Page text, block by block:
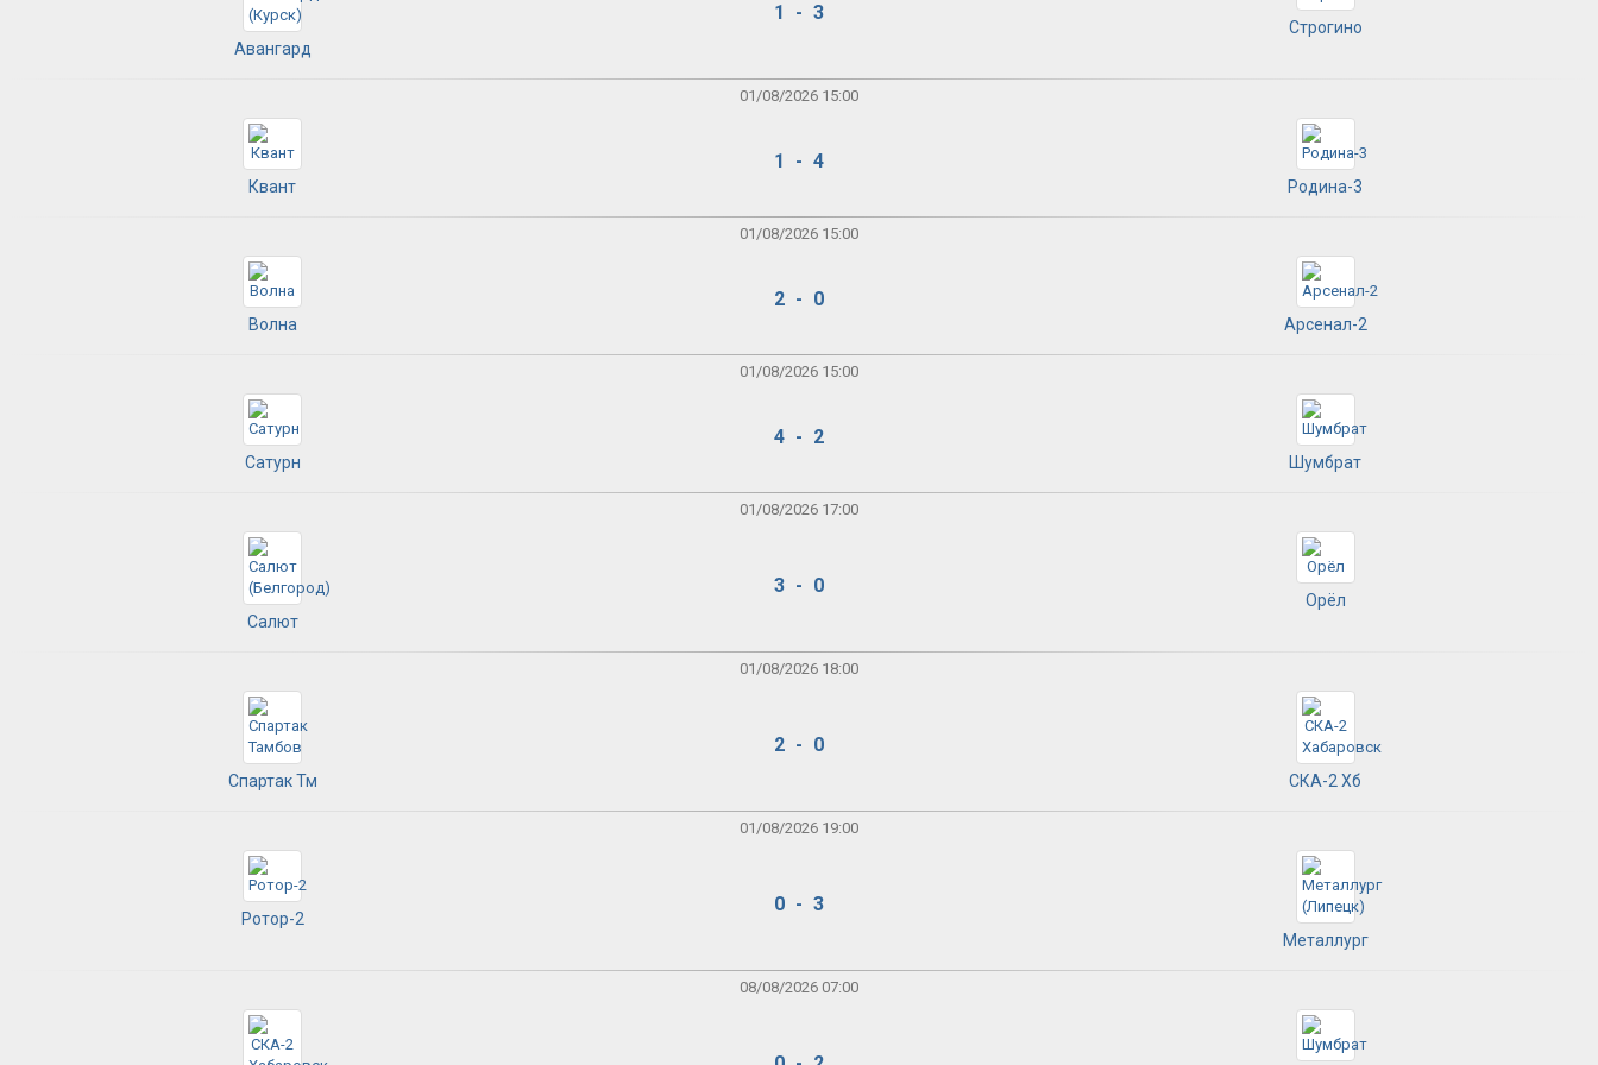
Авангард
1 - 3
Строгино
01/08/2026 15:00
Квант
1 - 4
Родина-3
01/08/2026 15:00
Волна
2 - 0
Арсенал-2
01/08/2026 15:00
Сатурн
4 - 2
Шумбрат
01/08/2026 17:00
Салют
3 - 0
Орёл
01/08/2026 18:00
Спартак Тм
2 - 0
СКА-2 Хб
01/08/2026 19:00
Ротор-2
0 - 3
Металлург
08/08/2026 07:00